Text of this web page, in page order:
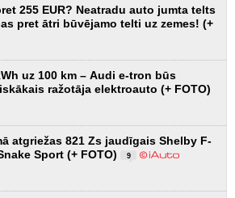
255 EUR? Neatradu auto jumta telts
pret ātri būvējamo telti uz zemes! (+
uz 100 km – Audi e-tron būs
ražotāja elektroauto (+ FOTO)
atgriežas 821 Zs jaudīgais Shelby F-
Sport (+ FOTO)
9